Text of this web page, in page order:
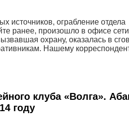
источников, ограбление отдела
ранее, произошло в офисе сети
охрану, оказалась в
Нашему
клуба «Волга».
году